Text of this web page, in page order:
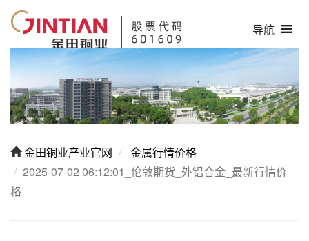
导航
金田铜业产业官网
金属行情价格
2025-07-02 06:12:01_伦敦期货_外铝合金_最新行情价
格